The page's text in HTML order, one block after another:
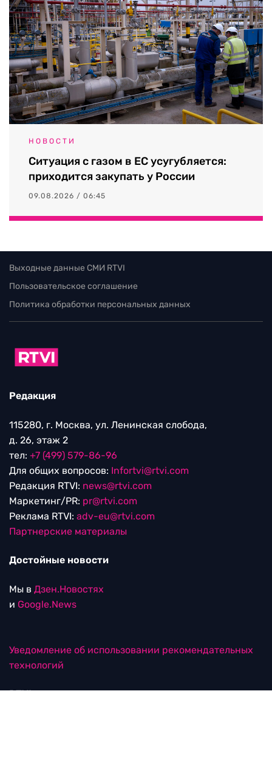
НОВОСТИ
Ситуация с газом в ЕС усугубляется:
приходится закупать у России
09.08.2026 / 06:45
Выходные данные СМИ RTVI
Пользовательское соглашение
Политика обработки персональных данных
Редакция
115280, г. Москва, ул. Ленинская слобода,
д. 26, этаж 2
тел: +7 (499) 579-86-96
Для общих вопросов: Infortvi@rtvi.com
Редакция RTVI: news@rtvi.com
Маркетинг/PR: pr@rtvi.com
Реклама RTVI: adv-eu@rtvi.com
Партнерские материалы
Достойные новости
Мы в Дзен.Новостях
и Google.News
Уведомление об использовании рекомендательных
технологий
RTVI в соцсетях